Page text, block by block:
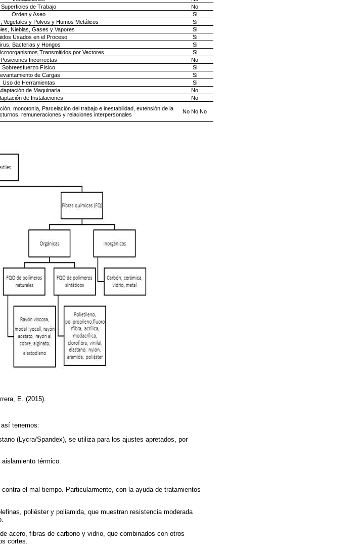
Superficies de Trabajo
No
Orden y Aseo
Si
Vegetales y Polvos y Humos Metálicos
Si
Nieblas, Gases y Vapores
Si
Usados en el Proceso
Si
Bacterias y Hongos
Si
Transmitidos por Vectores
Si
Posiciones Incorrectas
No
Sobreesfuerzo Físico
Si
de Cargas
Si
Uso de Herramientas
Si
de Maquinaria
No
de Instalaciones
No
monotonía, Parcelación del trabajo e inestabilidad, extensión de la
remuneraciones y relaciones interpersonales
No No No
E. (2015).
tenemos:
(Lycra/Spandex), se utiliza para los ajustes apretados, por
térmico.
el mal tiempo. Particularmente, con la ayuda de tratamientos
poliéster y poliamida, que muestran resistencia moderada
acero, fibras de carbono y vidrio, que combinados con otros
cortes.